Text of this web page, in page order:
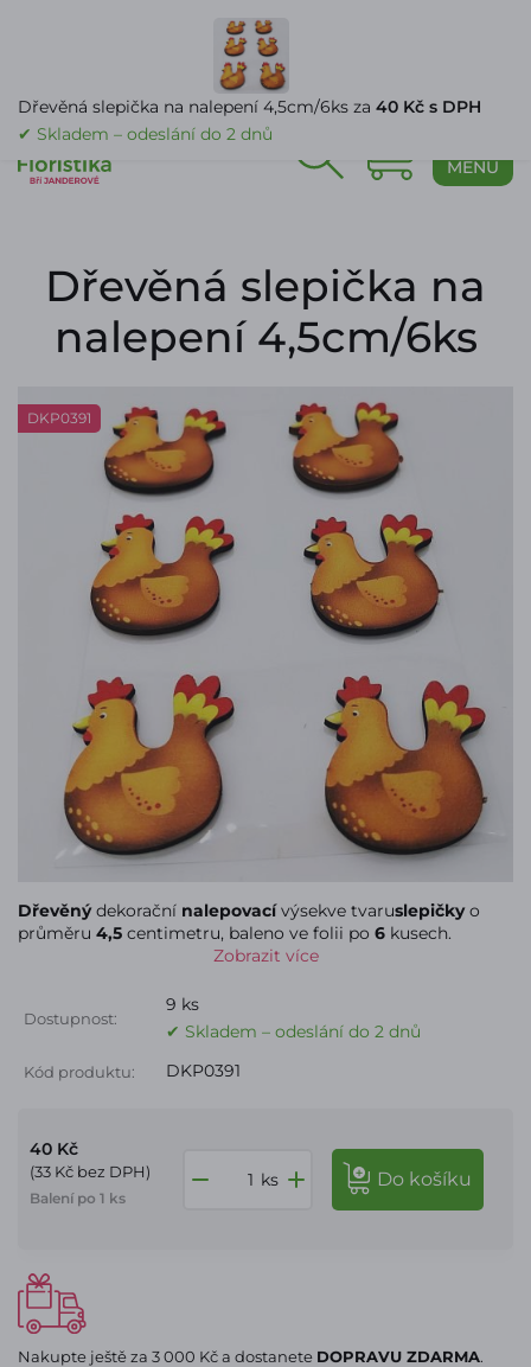
MENU
Dřevěná slepička na
nalepení 4,5cm/6ks
DKP0391
Dřevěnýdekorační nalepovacívýsekve tvaruslepičkyo
průměru 4,5 centimetru, baleno ve folii po 6 kusech.
Zobrazit více
Dostupnost:
9 ks
✔ Skladem – odeslání do 2 dnů
Kód produktu: DKP0391
40 Kč
(33 Kč bez DPH)
Balení po 1 ks
ks do košíku
Nakupte ještě za 3 000 Kča dostanete DOPRAVU ZDARMA.
Dřevěná slepička na nalepení 4,5cm/6ks za 40 Kč s DPH
✔ Skladem – odeslání do 2 dnů